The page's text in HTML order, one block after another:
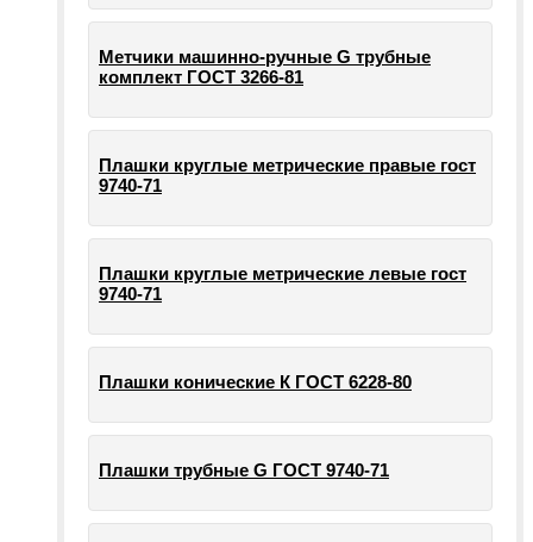
Метчики машинно-ручные G трубные
комплект ГОСТ 3266-81
Плашки круглые метрические правые гост
9740-71
Плашки круглые метрические левые гост
9740-71
Плашки конические К ГОСТ 6228-80
Плашки трубные G ГОСТ 9740-71